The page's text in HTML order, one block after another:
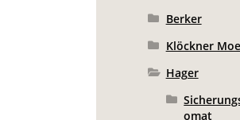
Berker
Klöckner
Hager
omat